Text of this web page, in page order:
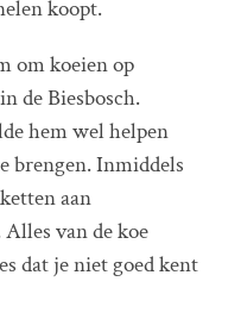
koopt.
om koeien op
de Biesbosch.
hem wel helpen
brengen. Inmiddels
aan
van de koe
dat je niet goed kent